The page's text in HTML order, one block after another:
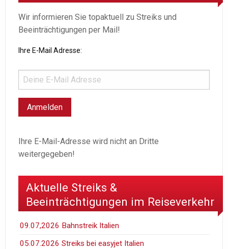
Wir informieren Sie topaktuell zu Streiks und
Beeinträchtigungen per Mail!
Ihre E-Mail Adresse:
Ihre E-Mail-Adresse wird nicht an Dritte
weitergegeben!
Aktuelle Streiks &
Beeinträchtigungen im Reiseverkehr
09.07,2026 Bahnstreik Italien
05.07.2026 Streiks bei easyjet Italien